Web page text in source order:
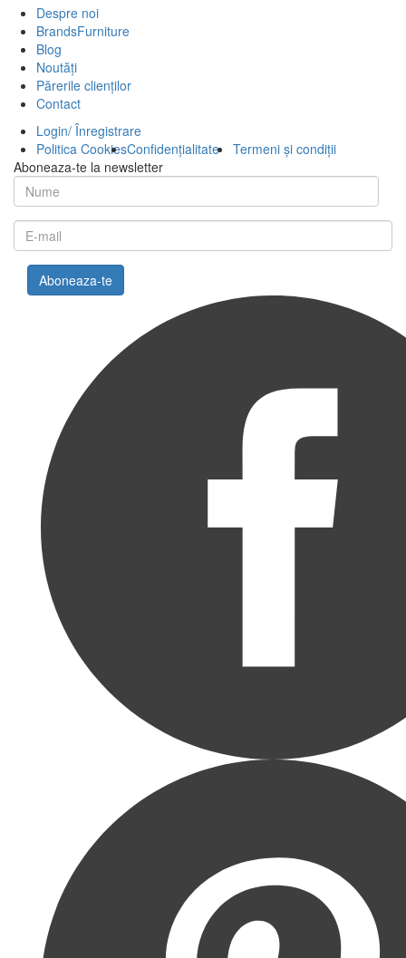
Despre noi
BrandsFurniture
Blog
Noutăți
Părerile clienților
Contact
Login/ Înregistrare
Politica CookiesConfidențialitate
Termeni și condiții
Aboneaza-te la newsletter
Aboneaza-te